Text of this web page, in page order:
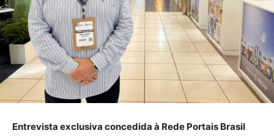
Entrevista exclusiva concedida à Rede Portais Brasil